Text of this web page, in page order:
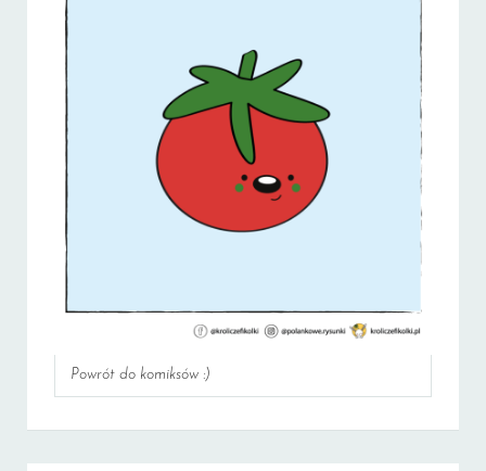
Powrót do komiksów :)